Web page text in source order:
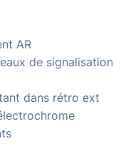
AR
de signalisation
dans rétro ext